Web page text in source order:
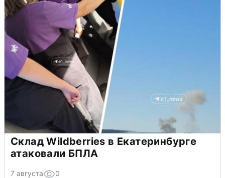
Склад Wildberries в Екатеринбурге
атаковали БПЛА
7 августа 0